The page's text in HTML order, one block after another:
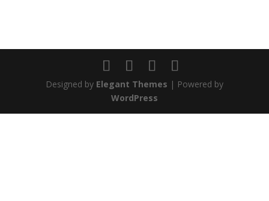
Designed by Elegant Themes | Powered by
WordPress